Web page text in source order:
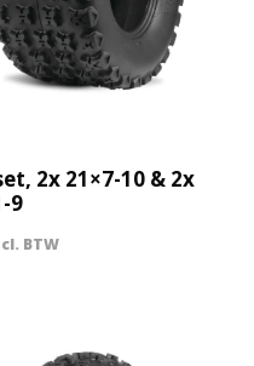
2x 21×7-10 & 2x
9
BTW